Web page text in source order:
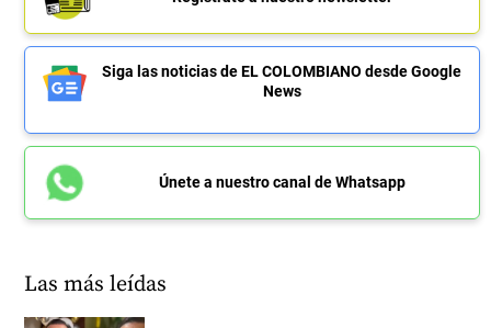
Siga las noticias de EL COLOMBIANO desde Google
News
Únete a nuestro canal de Whatsapp
Las más leídas